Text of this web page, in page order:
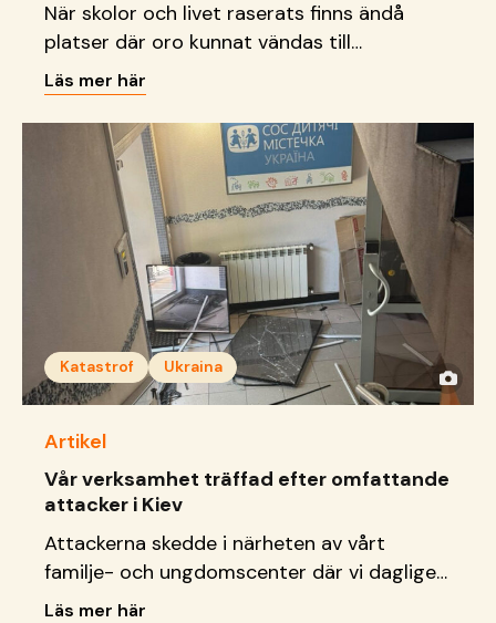
När skolor och livet raserats finns ändå
platser där oro kunnat vändas till
delaktighet, kreativitet och
framtidsdrömmar.
Läs mer här
Katastrof Ukraina
Artikel
Vår verksamhet träffad efter omfattande
attacker i Kiev
Attackerna skedde i närheten av vårt
familje- och ungdomscenter där vi dagligen
tar emot barn, unga och familjer.
Läs mer här